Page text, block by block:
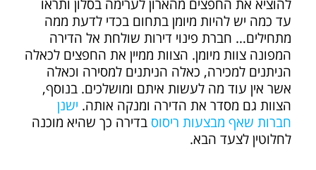
להוציא את החפצים מהארון לערימה בסלון ותראו
עד כמה יש להיות מיומן בתחום בכדי לדעת ממה
מתחילים… חברת פינוי דירות שולחת אל הדירה
המפונה צוות מיומן. הצוות ממיין את החפצים לכאלה
הניתנים למכירה, כאלה הניתנים למסירה וכאלה
אשר אין עוד מה לעשות איתם ומושלכים. בנוסף,
הצוות גם מסדר את הדירה ומנקה אותה. ישנן
חברות שאף מבצעות ריסוס בדירה כך שהיא מוכנה
לחלוטין לצעד הבא.